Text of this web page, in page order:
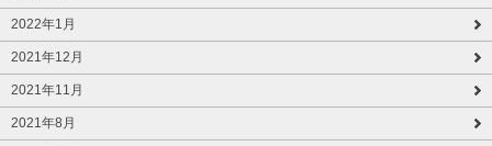
2022年1月
2021年12月
2021年11月
2021年8月